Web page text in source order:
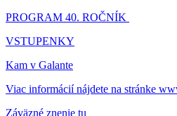
PROGRAM 40. ROČNÍK
VSTUPENKY
Kam v Galante
Viac informácií nájdete na stránke
Záväzné znenie tu